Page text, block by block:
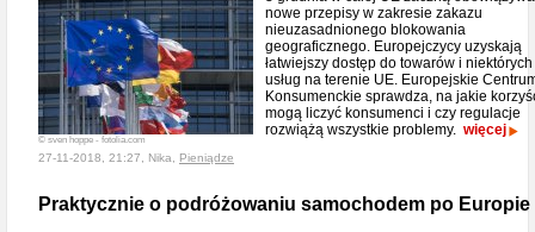
© sven hoppe - fotolia.com
nowe przepisy w zakresie zakazu
nieuzasadnionego blokowania
geograficznego. Europejczycy uzyskają
łatwiejszy dostęp do towarów i niektórych
usług na terenie UE. Europejskie
Konsumenckie sprawdza, na jakie
mogą liczyć konsumenci i czy regulacje
rozwiążą wszystkie problemy. więcej
27-11-2018, 21:27, Nika, Pieniądze
Praktycznie o podróżowaniu samochodem po Europie